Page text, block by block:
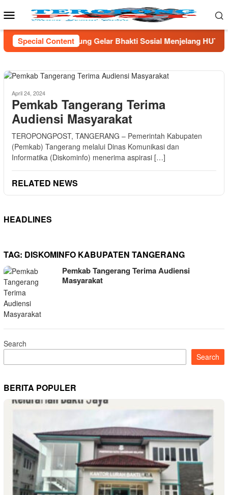
to
Mobile
Menu
Special Content
Gelar Bhakti Sosial Menjelang HUT Rl Ke- 81 Di Lampung
April 24, 2024
Pemkab Tangerang Terima
Audiensi Masyarakat
TEROPONGPOST, TANGERANG – Pemerintah Kabupaten
(Pemkab) Tangerang melalui Dinas Komunikasi dan
Informatika (Diskominfo) menerima aspirasi […]
RELATED NEWS
HEADLINES
TAG: DISKOMINFO KABUPATEN TANGERANG
Pemkab Tangerang Terima Audiensi
Masyarakat
Search
Search
BERITA POPULER